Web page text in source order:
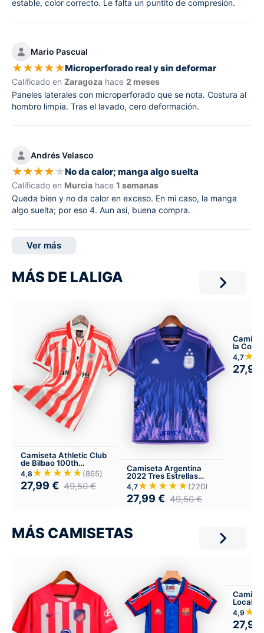
estable, color correcto. Le falta un puntito de compresión.
Mario Pascual
★★★★★Microperforado real y sin deformar
Calificado en Zaragoza hace 2 meses
Paneles laterales con microperforado que se nota. Costura al
hombro limpia. Tras el lavado, cero deformación.
Andrés Velasco
★★★★★No da calor; manga algo suelta
Calificado en Murcia hace 1 semanas
Queda bien y no da calor en exceso. En mi caso, la manga
algo suelta; por eso 4. Aun así, buena compra.
Ver más
MÁS DE LALIGA
Camiseta Athletic Club
de Bilbao 100th
aniversario 1998
4,8 ★★★★★(865)
27,99 € 49,50€
Camiseta Argentina
2022 Tres Estrellas
Visitante
4,7★★★★★(220)
27,99 € 49,50€
la
4,7
27,99
MÁS CAMISETAS
Local
4,9
27,99